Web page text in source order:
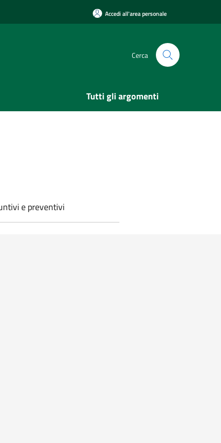
Accedi all'area personale
Cerca
Tutti gli argomenti
e preventivi